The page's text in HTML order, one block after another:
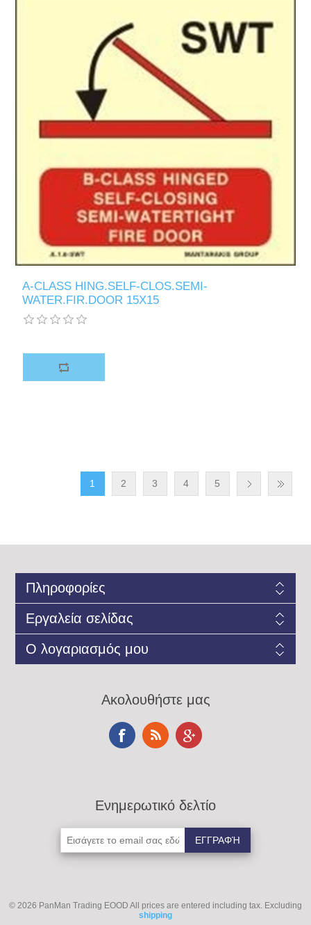
A-CLASS HING.SELF-CLOS.SEMI-
WATER.FIR.DOOR 15X15
1 2 3 4 5
Πληροφορίες
Εργαλεία σελίδας
Ο λογαριασμός μου
Ακολουθήστε μας
Ενημερωτικό δελτίο
© 2026 PanMan Trading EOOD All prices are entered including tax. Excluding
shipping